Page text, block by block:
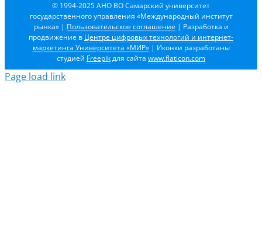
© 1994-2025 АНО ВО Самарский университет
государственного управления «Международный институт
рынка» | Пользовательское соглашение | Разработка и
продвижение в Центре цифровых технологий и интернет-
маркетинга Университета «МИР»| Иконки разработаны
студией Freepikдля сайта www.flaticon.com
Page load link